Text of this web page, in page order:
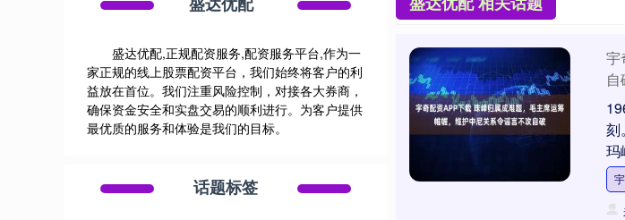
宇
自
刻
玛
盛达优配,正规配资服务,配资服务平台,作为一
家正规的线上股票配资平台，我们始终将客户的利
益放在首位。我们注重风险控制，对接各大券商，
确保资金安全和实盘交易的顺利进行。为客户提供
最优质的服务和体验是我们的目标。
话题标签